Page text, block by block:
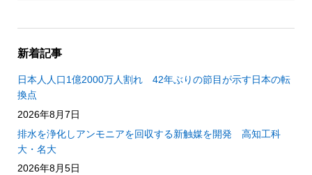
新着記事
日本人人口1億2000万人割れ 42年ぶりの節目が示す日本の転
換点
2026年8月7日
排水を浄化しアンモニアを回収する新触媒を開発 高知工科
大・名大
2026年8月5日